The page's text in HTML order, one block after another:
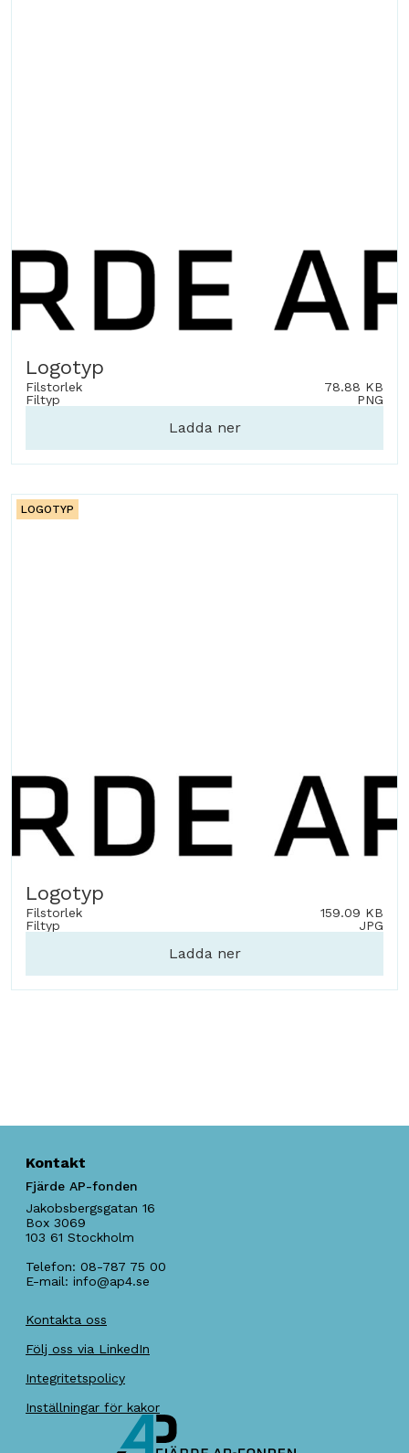
Logotyp
Filstorlek
78.88 KB
Filtyp
PNG
Ladda ner
LOGOTYP
Logotyp
Filstorlek
159.09 KB
Filtyp
JPG
Ladda ner
Kontakt
Fjärde AP-fonden
Jakobsbergsgatan 16
Box 3069
103 61 Stockholm
Telefon: 08-787 75 00
E-mail: info@ap4.se
Kontakta oss
Följ oss via LinkedIn
Integritetspolicy
Inställningar för kakor